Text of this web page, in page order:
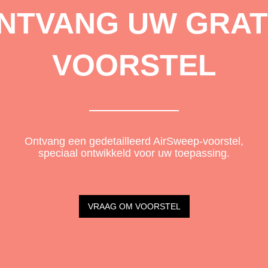
UW
VOORSTEL
Ontvang een gedetailleerd AirSweep-voorstel,
speciaal ontwikkeld voor uw toepassing.
VRAAG OM VOORSTEL